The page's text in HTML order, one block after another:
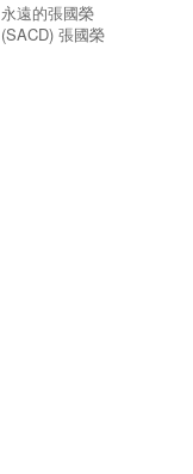
永遠的張國榮
(SACD) 張國榮